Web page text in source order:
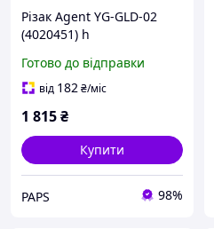
Різак Agent YG-GLD-02
(4020451) h
Готово до відправки
від 182₴/міс
1 815₴
Купити
PAPS 98%